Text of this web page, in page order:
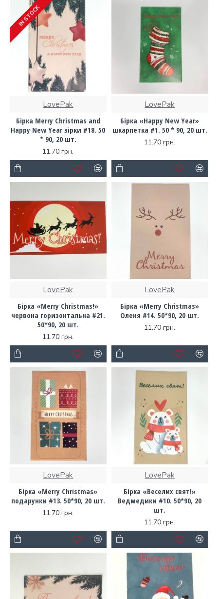
IN STOCK
LovePak
Бірка Merry Christmas and
Happy New Year зірки #18. 50
* 90, 20 шт.
11.70 грн.
LovePak
Бірка «Happy New Year»
шкарпетка #1. 50 * 90, 20 шт.
11.70 грн.
LovePak
Бірка «Merry Christmas!»
червона горизонтальна #21.
50*90, 20 шт.
11.70 грн.
LovePak
Бірка «Merry Christmas»
Оленя #14. 50*90, 20 шт.
11.70 грн.
LovePak
Бірка «Merry Christmas»
подарунки #13. 50*90, 20 шт.
11.70 грн.
LovePak
Бірка «Веселих свят!»
Ведмедики #10. 50*90, 20
шт.
11.70 грн.